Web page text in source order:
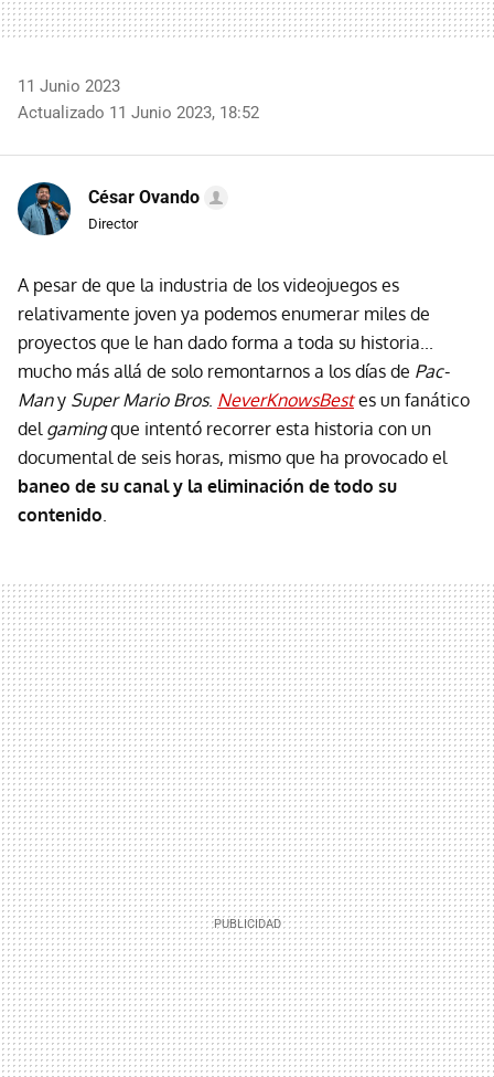
11 Junio 2023
Actualizado 11 Junio 2023, 18:52
César Ovando
Director
A pesar de que la industria de los videojuegos es
relativamente joven ya podemos enumerar miles de
proyectos que le han dado forma a toda su historia...
mucho más allá de solo remontarnos a los días de Pac-
Many Super Mario Bros. NeverKnowsBest es un fanático
del gamingque intentó recorrer esta historia con un
documental de seis horas, mismo que ha provocado el
baneo de su canal y la eliminación de todo su
contenido